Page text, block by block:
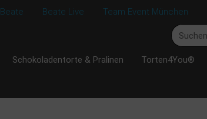
Beate Beate Live Team Event München
Schokoladentorte & Pralinen Torten4You®